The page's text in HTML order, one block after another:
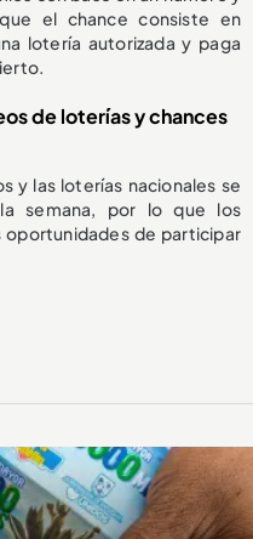
el chance consiste en
lotería autorizada y paga
de loterías y chances
y las loterías nacionales se
semana, por lo que los
oportunidades de participar